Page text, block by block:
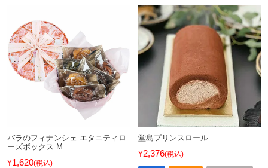
バラのフィナンシェ エタニティロ
ーズボックス M
¥1,620 税込
堂島プリンスロール
¥2,376 税込